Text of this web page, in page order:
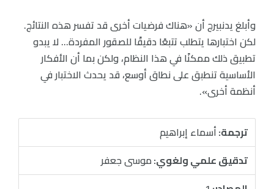
وأبلغ يدنبيرج أن «هناك فرضيات أخرى قد تفسر هذه النتائج.
لكن اختبارها يتطلب تتبعًا دقيقًا للصقور المفردة… لا يبدو
تطبيق ذلك ممكنًا في هذا النظام، ولكن بما أن الأفكار
الأساسية تنطبق على نطاق أوسع، قد يحدث الاختبار في
أنظمة أخرى».
ترجمة:أسماء إبراهيم
تدقيق علمي ولغوي:موسى جعفر